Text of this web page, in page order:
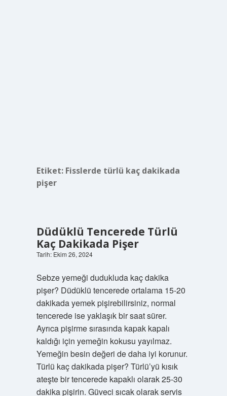
Etiket: Fisslerde türlü kaç dakikada
pişer
Düdüklü Tencerede Türlü
Kaç Dakikada Pişer
Tarih: Ekim 26, 2024
Sebze yemeği dudukluda kaç dakika
pişer? Düdüklü tencerede ortalama 15-20
dakikada yemek pişirebilirsiniz, normal
tencerede ise yaklaşık bir saat sürer.
Ayrıca pişirme sırasında kapak kapalı
kaldığı için yemeğin kokusu yayılmaz.
Yemeğin besin değeri de daha iyi korunur.
Türlü kaç dakikada pişer? Türlü’yü kısık
ateşte bir tencerede kapaklı olarak 25-30
dakika pişirin. Güveci sıcak olarak servis